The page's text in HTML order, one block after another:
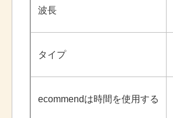
波長
タイプ
ecommendは時間を使用する